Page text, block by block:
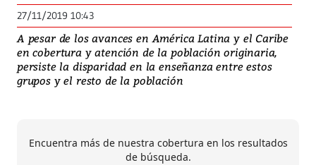
27/11/2019 10:43
A pesar de los avances en América Latina y el Caribe
en cobertura y atención de la población originaria,
persiste la disparidad en la enseñanza entre estos
grupos y el resto de la población
Encuentra más de nuestra cobertura en los resultados
de búsqueda.